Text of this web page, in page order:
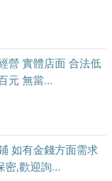
營 實體店面 合法低
元 無當...
如有金錢方面需求
密,歡迎詢...